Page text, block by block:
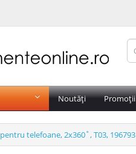
Noutăți Promoții
telefoane, 2x360˚, T03, 196793